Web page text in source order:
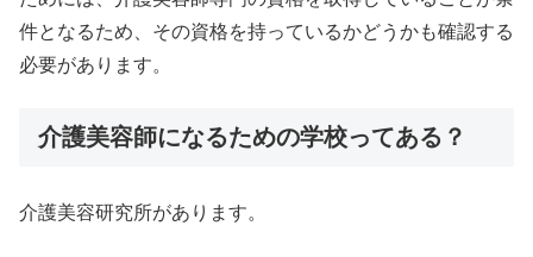
件となるため、その資格を持っているかどうかも確認する
必要があります。
介護美容師になるための学校ってある？
介護美容研究所があります。